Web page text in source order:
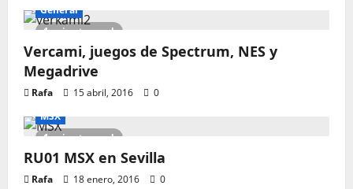
el
Commodore
1 minute read
General
Vercami, juegos de Spectrum, NES y
Megadrive
Rafa 15 abril, 2016 0
1 minute read
MSX
RU01 MSX en Sevilla
Rafa 18 enero, 2016 0